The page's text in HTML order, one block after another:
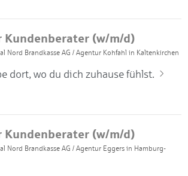
(w/m/d)
Nord Brandkasse AG /Agentur Kohfahl in Kaltenkirchen
dort, wo du dich zuhause fühlst.
(w/m/d)
Nord Brandkasse AG /Agentur Eggers in Hamburg-